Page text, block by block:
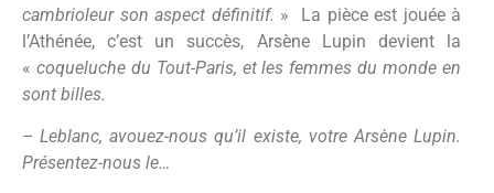
cambrioleur son aspect définitif. » La pièce est jouée à
l’Athénée, c’est un succès, Arsène Lupin devient la
« coqueluche du Tout-Paris, et les femmes du monde en
sont billes.
– Leblanc, avouez-nous qu’il existe, votre Arsène Lupin.
Présentez-nous le…